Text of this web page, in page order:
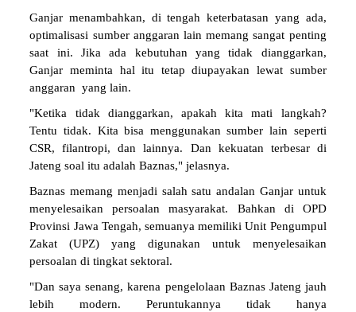
Ganjar menambahkan, di tengah keterbatasan yang ada,
optimalisasi sumber anggaran lain memang sangat penting
saat ini. Jika ada kebutuhan yang tidak dianggarkan,
Ganjar meminta hal itu tetap diupayakan lewat sumber
anggaran yang lain.
"Ketika tidak dianggarkan, apakah kita mati langkah?
Tentu tidak. Kita bisa menggunakan sumber lain seperti
CSR, filantropi, dan lainnya. Dan kekuatan terbesar di
Jateng soal itu adalah Baznas," jelasnya.
Baznas memang menjadi salah satu andalan Ganjar untuk
menyelesaikan persoalan masyarakat. Bahkan di OPD
Provinsi Jawa Tengah, semuanya memiliki Unit Pengumpul
Zakat (UPZ) yang digunakan untuk menyelesaikan
persoalan di tingkat sektoral.
"Dan saya senang, karena pengelolaan Baznas Jateng jauh
lebih modern. Peruntukannya tidak hanya